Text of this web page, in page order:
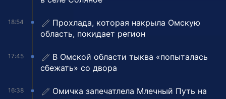
18:54
Прохлада, которая накрыла Омскую
область, покидает регион
17:45
В Омской области тыква «попыталась
сбежать» со двора
16:38
Омичка запечатлела Млечный Путь на